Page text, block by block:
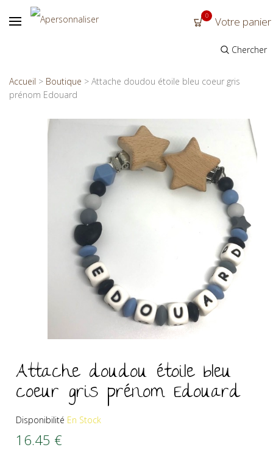
0 Votre panier
Chercher
Accueil > Boutique > Attache doudou étoile bleu coeur gris
prénom Edouard
Attache doudou étoile bleu
coeur gris prénom Edouard
Disponibilité En Stock
16.45 €